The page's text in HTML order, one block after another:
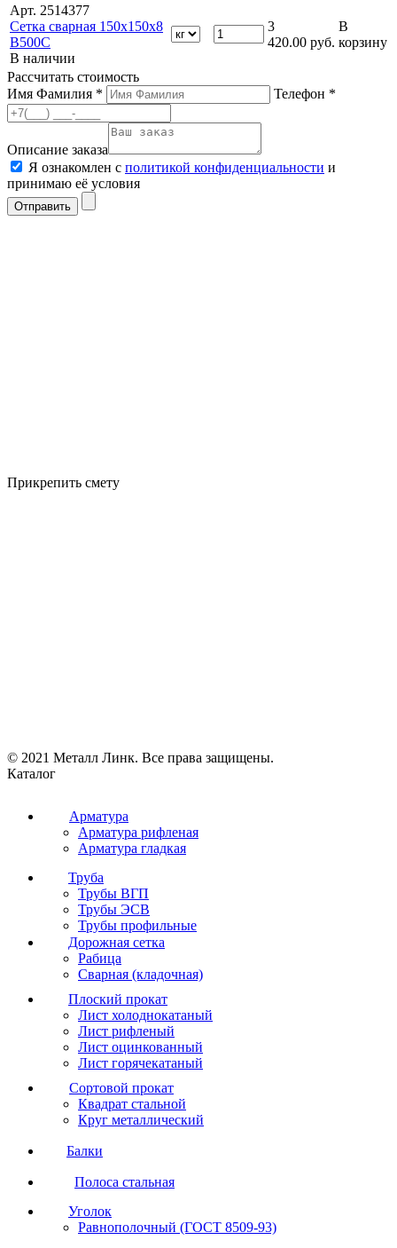
Арт. 2514377
Сетка сварная 150х150х8
В500С
В наличии
3
420.00 руб.
В
корзину
Рассчитать стоимость
Имя Фамилия *
Телефон *
Описание заказа
Я ознакомлен с политикой конфиденциальности и
принимаю её условия
Отправить
Прикрепить смету
© 2021 Металл Линк. Все права защищены.
Каталог
Арматура
Арматура рифленая
Арматура гладкая
Труба
Трубы ВГП
Трубы ЭСВ
Трубы профильные
Дорожная сетка
Рабица
Сварная (кладочная)
Плоский прокат
Лист холоднокатаный
Лист рифленый
Лист оцинкованный
Лист горячекатаный
Сортовой прокат
Квадрат стальной
Круг металлический
Балки
Полоса стальная
Уголок
Равнополочный (ГОСТ 8509-93)